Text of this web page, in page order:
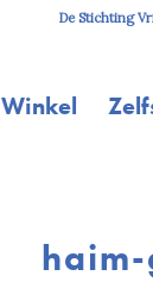
De Stichting
Winkel